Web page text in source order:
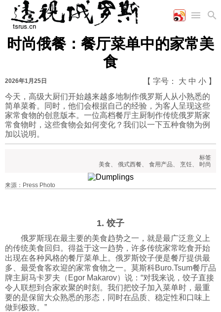
首页
国际
时政
军事
陆军
军事合作
工业
能源
农业
科技
社会
文化
美食
娱乐
漫画
视频
图表
时尚俄餐：餐厅菜单中的家常美
食
2026年1月25日 【 字号： 大 中 小 】
今天，高级大厨们开始越来越多地制作俄罗斯人从小熟悉的
简单菜肴。同时，他们会根据自己的经验，为客人呈现这些
家常食物的创意版本。一位高档餐厅主厨制作传统俄罗斯家
常食物时，这些食物会如何变化？我们以一下五种食物为例
加以说明。
标签
美食、 俄式西餐、 食用产品、 烹饪、 时尚
来源：Press Photo
1. 饺子
俄罗斯现在最主要的美食趋势之一，就是最广泛意义上
的传统美食回归。得益于这一趋势，许多传统家常吃食开始
出现在各种风格的餐厅菜单上。俄罗斯饺子便是餐厅提供最
多、最受食客欢迎的家常食物之一。莫斯科Buro.Tsum餐厅品
牌主厨马卡罗夫（Egor Makarov）说：“对我来说，饺子直接
令人联想到合家欢聚的时刻。我们把饺子加入菜单时，最重
要的是保留大众熟悉的形态，同时在品质、稳定性和口味上
做到极致。”